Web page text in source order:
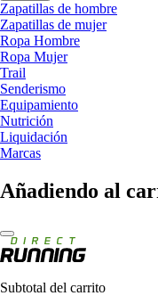
Zapatillas de hombre
Zapatillas de mujer
Ropa Hombre
Ropa Mujer
Trail
Senderismo
Equipamiento
Nutrición
Liquidación
Marcas
Añadiendo al
Subtotal del carrito